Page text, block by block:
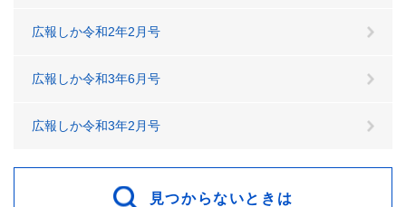
広報しか令和2年2月号
広報しか令和3年6月号
広報しか令和3年2月号
見つからないときは